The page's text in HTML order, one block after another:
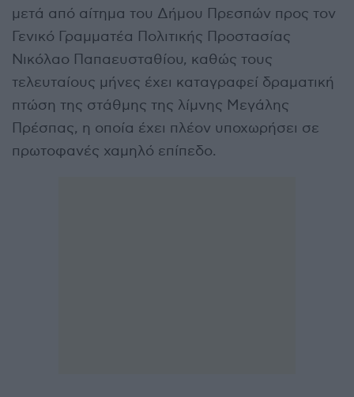
μετά από αίτημα του Δήμου Πρεσπών προς τον
Γενικό Γραμματέα Πολιτικής Προστασίας
Νικόλαο Παπαευσταθίου, καθώς τους
τελευταίους μήνες έχει καταγραφεί δραματική
πτώση της στάθμης της λίμνης Μεγάλης
Πρέσπας, η οποία έχει πλέον υποχωρήσει σε
πρωτοφανές χαμηλό επίπεδο.